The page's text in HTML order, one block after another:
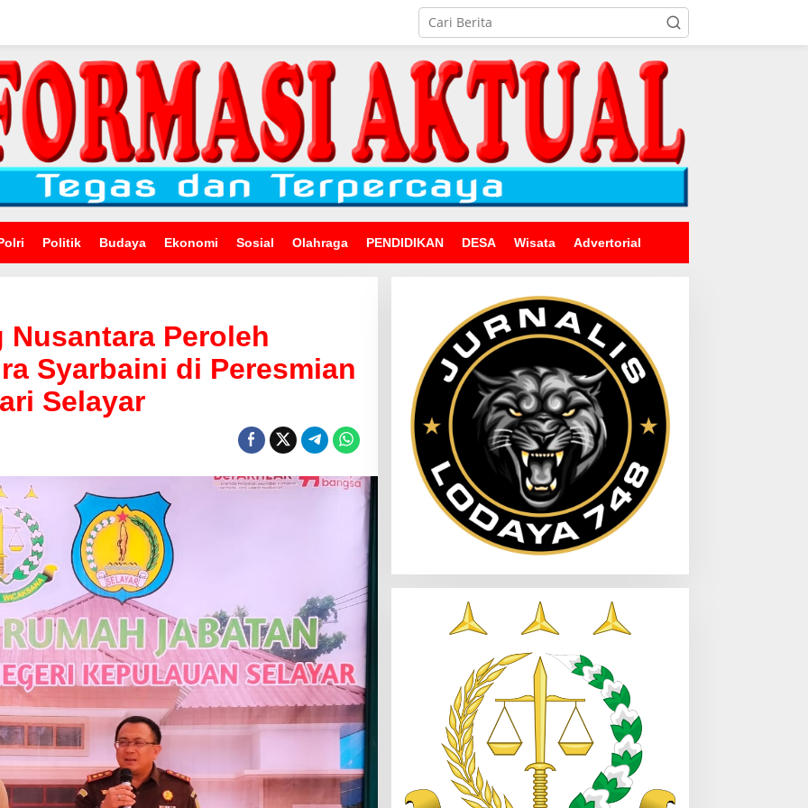
Politik Budaya Ekonomi Sosial Olahraga PENDIDIKAN DESA Wisata Advertorial
Peroleh
Syarbaini di Peresmian
Selayar